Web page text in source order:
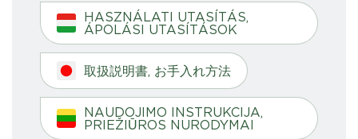
HASZNÁLATI UTASÍTÁS,
ÁPOLÁSI UTASÍTÁSOK
取扱説明書, お手入れ方法
NAUDOJIMO INSTRUKCIJA,
PRIEŽIŪROS NURODYMAI